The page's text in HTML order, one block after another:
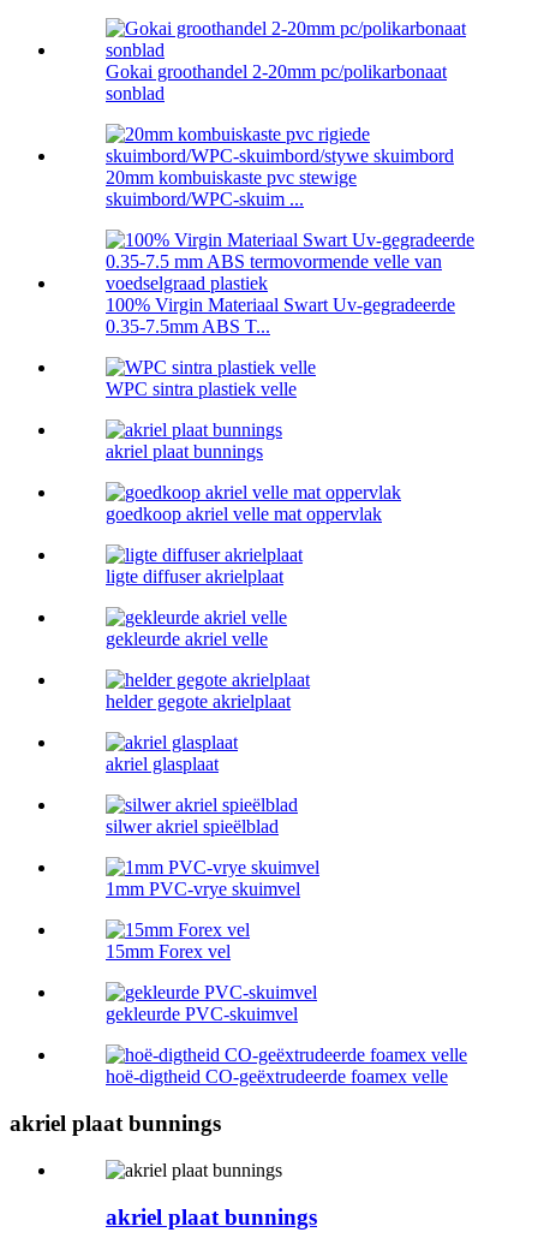
Gokai groothandel 2-20mm pc/polikarbonaat
sonblad
20mm kombuiskaste pvc stewige
skuimbord/WPC-skuim ...
100% Virgin Materiaal Swart Uv-gegradeerde
0.35-7.5mm ABS T...
WPC sintra plastiek velle
akriel plaat bunnings
goedkoop akriel velle mat oppervlak
ligte diffuser akrielplaat
gekleurde akriel velle
helder gegote akrielplaat
akriel glasplaat
silwer akriel spieëlblad
1mm PVC-vrye skuimvel
15mm Forex vel
gekleurde PVC-skuimvel
hoë-digtheid CO-geëxtrudeerde foamex velle
akriel plaat bunnings
akriel plaat bunnings